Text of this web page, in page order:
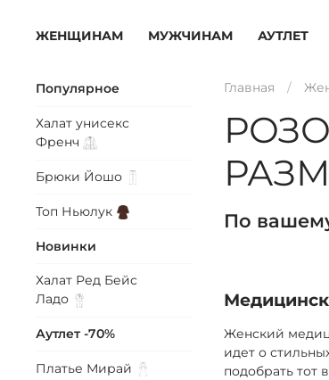
ЖЕНЩИНАМ МУЖЧИНАМ АУТЛЕТ
Главная
По
Женский
идет о
подобрать тот
Популярное
Халат унисекс
Френч
Брюки Йошо
Топ Ньюлук
Новинки
Халат Ред Бейс
Ладо
Аутлет -70%
Платье Мирай